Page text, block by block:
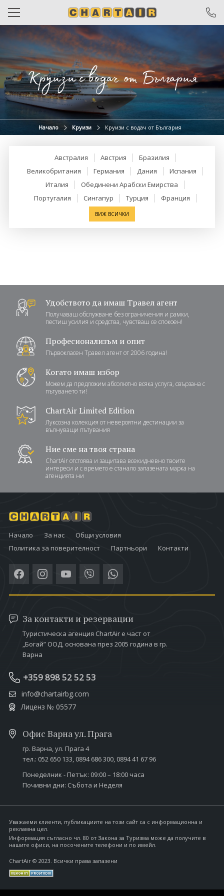
САМОЛЕТНИ БИЛЕТИ
ЧАРТЪРИ
ПОЧИВКИ
ЕКСКУРЗИИ
ОТ ВАРНА
Общи условия
ПОСЛЕДВАЙТЕ НИ
Круизи с водач от България
Начало Круизи Круизи с водач от България
Австралия Австрия
Бразилия
Великобритания
Германия Дания
Испания
Италия
Обединени Арабски Емирства
Португалия
Сингапур Турция Франция
ВИЖ ВСИЧКИ
Удобството да имаш Травел агент
Получаваш обслужване без ограничения и рамки,
пестиш усилия и средства, чувстваш се спокоен!
Професионализъм и опит
Първокласен Травел агент от 2006 година!
Когато имаш избор
Можем да предложим абсолютно всяка услуга, свързана с
пътуването ти!
ChartAir Limited Edition
Луксозна колекция от невероятни дестинации за
вълнуващи пътувания
Ние сме на твоя страна
ChartAir отстоява и защитава всекидневно твоите
интереси и с времето е станало запазената марка на
агенцията ни
Начало За нас
Общи условия
Политика за поверителност
Партньори Контакти
За контакти и резервации
Туристическа агенция ChartAir е част от
„Богай” ООД, основана през 2005 година в гр.
Варна
+359 898 52 52 53
info@chartairbg.com
Лиценз № 05577
Офис Варна ул. Прага
гр. Варна,ул. Прага 4
тел.: 052 650 133, 0894 686 300, 0894 41 67 96
Понеделник - Петък: 09:00 – 18:00 часа
Почивни дни: Събота и Неделя
Уважаеми клиенти, публикациите на този сайт са с информационна и
рекламна цел.
Информация съгласно чл. 80 от Закона за Туризма може да получите в
нашите офиси, на посочените телефони и по имейл.
ChartAir © 2023. Всички права запазени